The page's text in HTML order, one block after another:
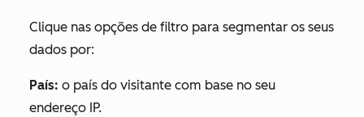
Clique nas opções de filtro para segmentar os seus
dados por:
País: o país do visitante com base no seu
endereço IP.